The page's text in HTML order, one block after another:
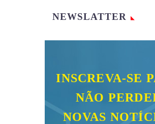
NEWSLATTER
INSCREVA-SE
NÃO
NOVAS